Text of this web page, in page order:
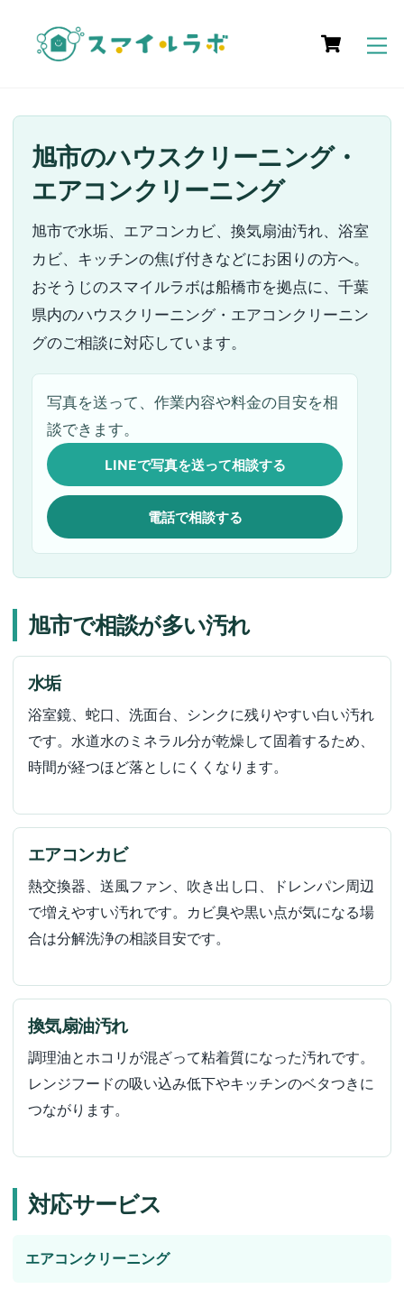
content
Cart
旭市のハウスクリーニング・
エアコンクリーニング
旭市で水垢、エアコンカビ、換気扇油汚れ、浴室
カビ、キッチンの焦げ付きなどにお困りの方へ。
おそうじのスマイルラボは船橋市を拠点に、千葉
県内のハウスクリーニング・エアコンクリーニン
グのご相談に対応しています。
写真を送って、作業内容や料金の目安を相
談できます。
LINEで写真を送って相談する
電話で相談する
旭市で相談が多い汚れ
水垢
浴室鏡、蛇口、洗面台、シンクに残りやすい白い汚れ
です。水道水のミネラル分が乾燥して固着するため、
時間が経つほど落としにくくなります。
エアコンカビ
熱交換器、送風ファン、吹き出し口、ドレンパン周辺
で増えやすい汚れです。カビ臭や黒い点が気になる場
合は分解洗浄の相談目安です。
換気扇油汚れ
調理油とホコリが混ざって粘着質になった汚れです。
レンジフードの吸い込み低下やキッチンのベタつきに
つながります。
対応サービス
エアコンクリーニング